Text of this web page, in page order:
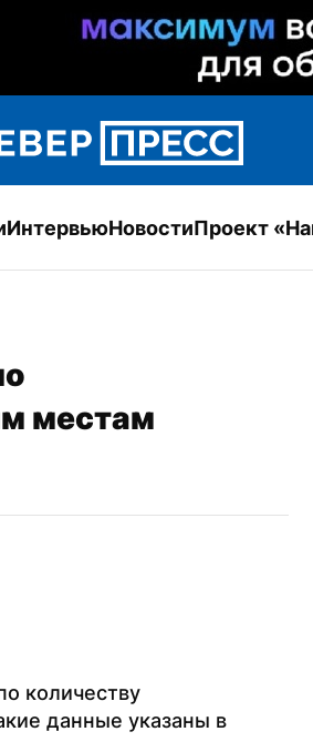
ИнтервьюНовостиПроект
местам
количеству
данные указаны в